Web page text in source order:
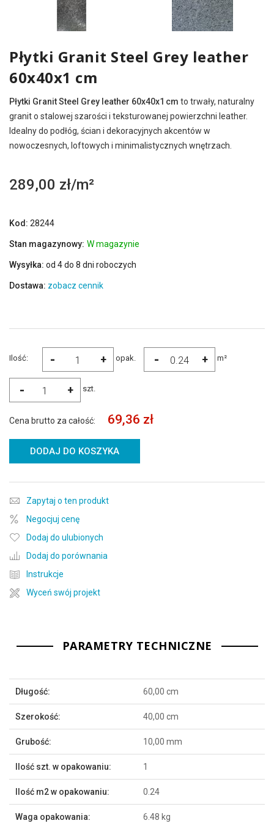
Płytki Granit Steel Grey leather
60x40x1 cm
Płytki Granit Steel Grey leather 60x40x1 cm to trwały, naturalny
granit o stalowej szarości i teksturowanej powierzchni leather.
Idealny do podłóg, ścian i dekoracyjnych akcentów w
nowoczesnych, loftowych i minimalistycznych wnętrzach.
289,00 zł
Kod: 28244
Stan magazynowy: W magazynie
Wysyłka: od 4 do 8 dni roboczych
Dostawa: zobacz cennik
Ilość: - + opak. - + m²
- + szt.
Cena brutto za całość: 69,36 zł
DODAJ DO KOSZYKA
Zapytaj o ten produkt
Negocjuj cenę
Dodaj do ulubionych
Dodaj do porównania
Instrukcje
Wyceń swój projekt
PARAMETRY TECHNICZNE
Długość: 60,00 cm
Szerokość: 40,00 cm
Grubość: 10,00 mm
Ilość szt. w opakowaniu: 1
Ilość m2 w opakowaniu: 0.24
Waga opakowania: 6.48 kg